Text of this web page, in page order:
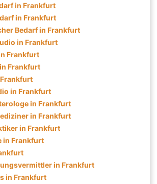
in Frankfurt
in Frankfurt
Bedarf in Frankfurt
in Frankfurt
Frankfurt
Frankfurt
in Frankfurt
in Frankfurt
in Frankfurt
in Frankfurt
in Frankfurt
in Frankfurt
in Frankfurt